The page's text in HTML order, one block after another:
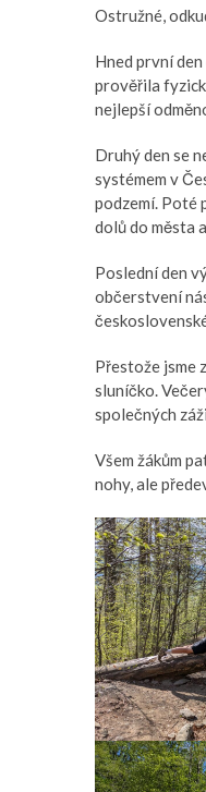
Ostružné,
Hned první
prověřila
nejlepší
Druhý den se
systémem v
podzemí. Poté
dolů do města
Poslední den
občerstvení
Přestože jsme
sluníčko.
společných
Všem žákům
nohy, ale